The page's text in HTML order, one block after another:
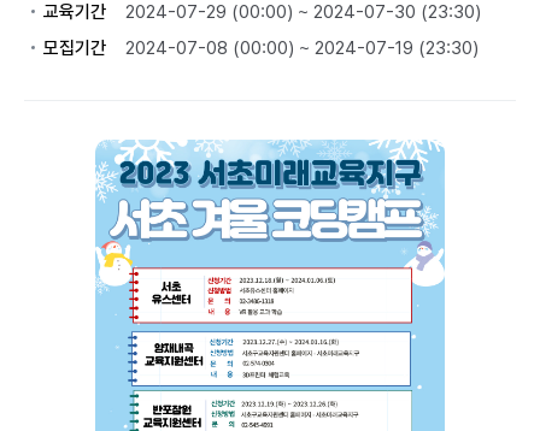
교육기간
2024-07-29 (00:00) ~ 2024-07-30 (23:30)
모집기간
2024-07-08 (00:00) ~ 2024-07-19 (23:30)